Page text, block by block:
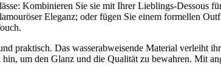
Kombinieren Sie sie mit Ihrer Lieblings-Dessous
Eleganz; oder fügen Sie einem formellen
praktisch. Das wasserabweisende Material verleiht
um den Glanz und die Qualität zu bewahren. Mit